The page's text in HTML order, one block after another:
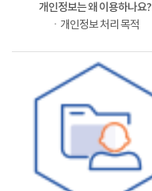
개인정보는 왜 이용하나요?
ㆍ개인정보 처리 목적